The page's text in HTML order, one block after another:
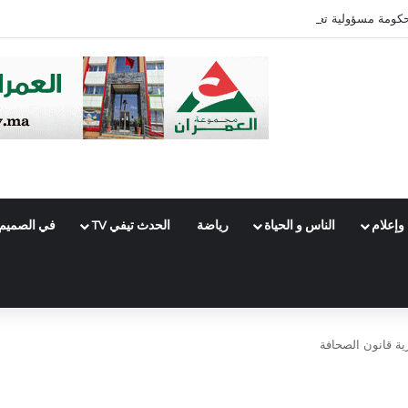
مسؤولية تعثر الملفات القضائية وتؤكد: المحاكمة العادلة لا تستقيم دون حضور
الناس و الحياة رياضة الحدث تيفي TV في الصميم
قانون الصحافة